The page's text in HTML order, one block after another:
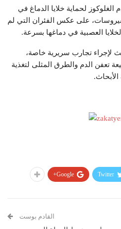
لحماية خلايا الدماغ في
على عكس الفئران التي لم
العصبية في دماغها بسرعة.
لإجراء تجارب سريرية خاصة،
الدم والطرق المثلى لتغذية
Twitter
Google+
القادم بوست